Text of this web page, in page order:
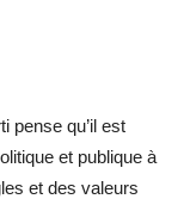
pense qu’il est
et publique à
et des valeurs